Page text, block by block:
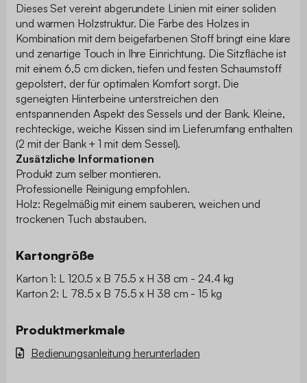
Dieses Set vereint abgerundete Linien mit einer soliden
und warmen Holzstruktur. Die Farbe des Holzes in
Kombination mit dem beigefarbenen Stoff bringt eine klare
und zenartige Touch in Ihre Einrichtung. Die Sitzfläche ist
mit einem 6,5 cm dicken, tiefen und festen Schaumstoff
gepolstert, der für optimalen Komfort sorgt. Die
sgeneigten Hinterbeine unterstreichen den
entspannenden Aspekt des Sessels und der Bank. Kleine,
rechteckige, weiche Kissen sind im Lieferumfang enthalten
(2 mit der Bank + 1 mit dem Sessel).
Zusätzliche Informationen
Produkt zum selber montieren.
Professionelle Reinigung empfohlen.
Holz: Regelmäßig mit einem sauberen, weichen und
trockenen Tuch abstauben.
Kartongröße
Karton 1: L 120.5 x B 75.5 x H 38 cm - 24.4 kg
Karton 2: L 78.5 x B 75.5 x H 38 cm - 15 kg
Produktmerkmale
Bedienungsanleitung herunterladen